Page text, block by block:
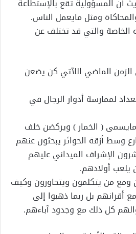
أن المسؤولية تقع بالإستطاعة
ومثل مايعمل الناس.
الخاصة والتي قد تختلف عن
الماضي اللآتي كن يضعن
لممارسة أدوار الرجال في
مايسمى ( الخمار ) ويركضن خلف
وسط أزقة الحوائر يبحثون عنهم
الإشراف الميداني عليهم
يلعب أولادهم.
من يتكلمون ويتحاورون وكيف
بل ربما ذهبوا إلى
كل ذلك مع وجدود آباءهم.